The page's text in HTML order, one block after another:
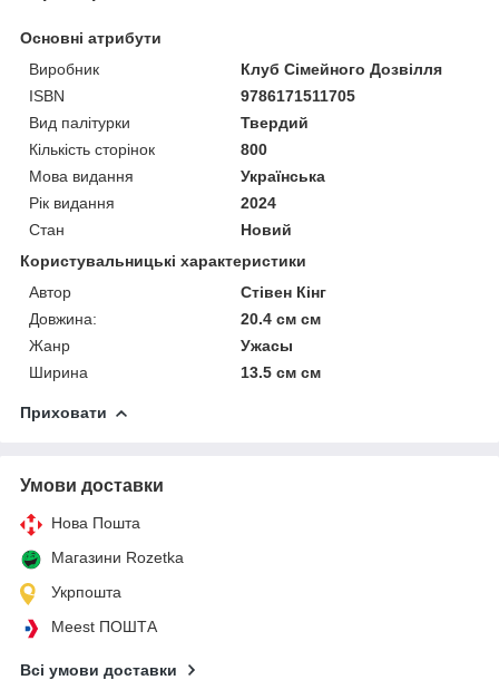
Основні атрибути
Виробник
Клуб Сімейного Дозвілля
ISBN
9786171511705
Вид палітурки
Твердий
Кількість сторінок
800
Мова видання
Українська
Рік видання
2024
Стан
Новий
Користувальницькі характеристики
Автор
Стівен Кінг
Довжина:
20.4 см см
Жанр
Ужасы
Ширина
13.5 см см
Приховати
Умови доставки
Нова Пошта
Магазини Rozetka
Укрпошта
Meest ПОШТА
Всі умови доставки